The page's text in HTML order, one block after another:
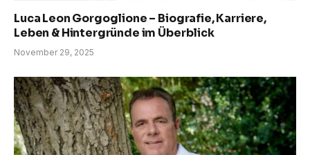
Luca Leon Gorgoglione – Biografie, Karriere,
Leben & Hintergründe im Überblick
November 29, 2025